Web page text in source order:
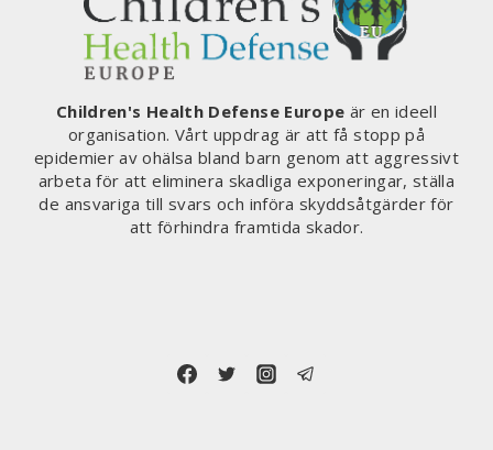
Children's Health Defense Europe är en ideell
organisation. Vårt uppdrag är att få stopp på
epidemier av ohälsa bland barn genom att aggressivt
arbeta för att eliminera skadliga exponeringar, ställa
de ansvariga till svars och införa skyddsåtgärder för
att förhindra framtida skador.